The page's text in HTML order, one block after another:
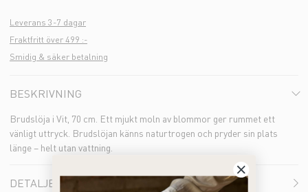
Leverans 3-7 dagar
Fraktfritt över 499 :-
Smidig & säker betalning
BESKRIVNING
Brudslöja i Vit, 70 cm. Ett mjukt moln av blommor ger rummet ett
vänligt uttryck. Brudslöjan känns naturtrogen och pryder sin plats
länge – helt utan vattning.
DETALJER